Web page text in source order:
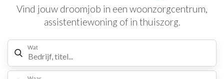
Vind jouw droomjob in een woonzorgcentrum,
assistentiewoning of in thuiszorg.
Wat